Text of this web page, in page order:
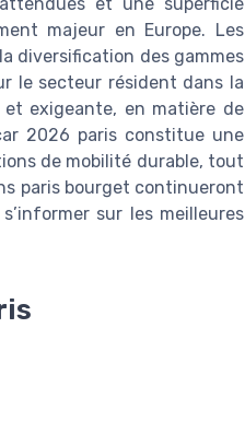
majeur en Europe. Les
diversification des gammes
le secteur résident dans la
exigeante, en matière de
2026 paris constitue une
de mobilité durable, tout
paris bourget continueront
sur les meilleures